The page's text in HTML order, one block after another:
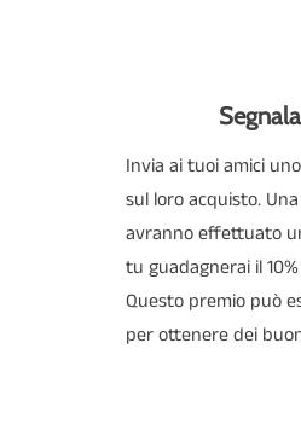
Invia ai tuoi amici
sul loro acquisto.
avranno effettuato
tu guadagnerai il
Questo premio può
per ottenere dei